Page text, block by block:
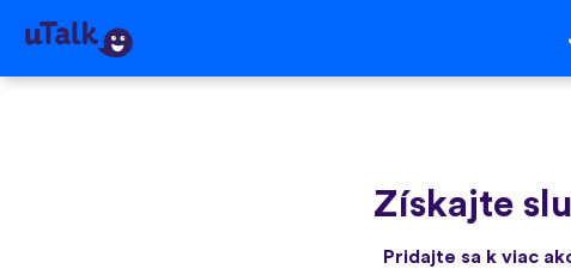
Získajte
Pridajte sa k viac